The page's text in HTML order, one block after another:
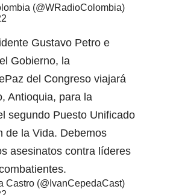
(@WRadioColombia)
Gustavo Petro e
Gobierno, la
del Congreso viajará
Antioquia, para la
segundo Puesto Unificado
de la Vida. Debemos
asesinatos contra líderes
Castro (@IvanCepedaCast)